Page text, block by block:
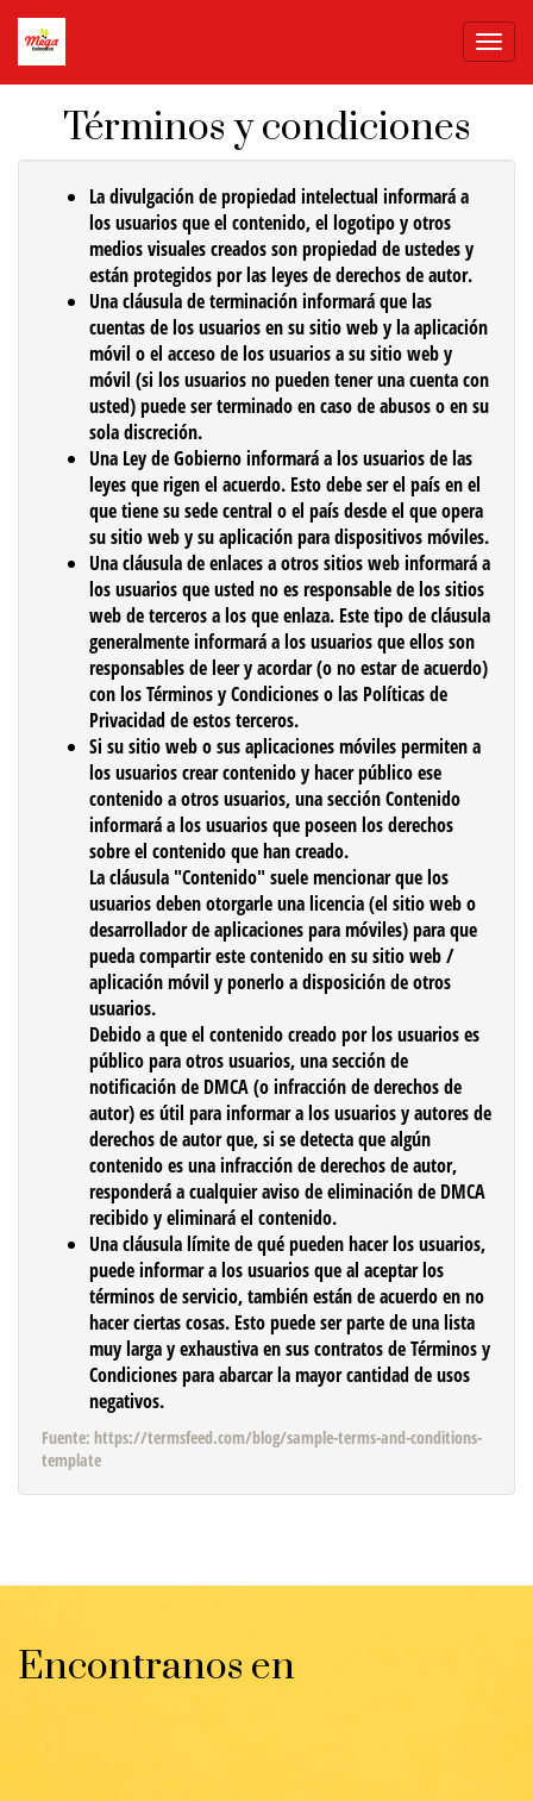
Menú
Términos y condiciones
La divulgación depropiedad intelectual informará a
los usuarios que el contenido, el logotipo y otros
medios visuales creados son propiedad de ustedes y
están protegidos por las leyes de derechos de autor.
Una cláusula determinacióninformará que las
cuentas de los usuarios en su sitio web y la aplicación
móvil o el acceso de los usuarios a su sitio web y
móvil (si los usuarios no pueden tener una cuenta con
usted) puede ser terminado en caso de abusos o en su
sola discreción.
Una Ley de Gobiernoinformará a los usuarios de las
leyes que rigen el acuerdo. Esto debe ser el país en el
que tiene su sede central o el país desde el que opera
su sitio web y su aplicación para dispositivos móviles.
Una cláusula deenlaces a otros sitios webinformará a
los usuarios que usted no es responsable de los sitios
web de terceros a los que enlaza. Este tipo de cláusula
generalmente informará a los usuarios que ellos son
responsables de leer y acordar (o no estar de acuerdo)
con los Términos y Condiciones o las Políticas de
Privacidad de estos terceros.
Si su sitio web o sus aplicaciones móviles permiten a
los usuarios crear contenido y hacer público ese
contenido a otros usuarios, una secciónContenido
informará a los usuarios que poseen los derechos
sobre el contenido que han creado.
La cláusula "Contenido" suele mencionar que los
usuarios deben otorgarle una licencia (el sitio web o
desarrollador de aplicaciones para móviles) para que
pueda compartir este contenido en su sitio web /
aplicación móvil y ponerlo a disposición de otros
usuarios.
Debido a que el contenido creado por los usuarios es
público para otros usuarios, una sección de
notificación de DMCA (o infracción de derechos de
autor) es útil para informar a los usuarios y autores de
derechos de autor que, si se detecta que algún
contenido es una infracción de derechos de autor,
responderá a cualquier aviso de eliminación de DMCA
recibido y eliminará el contenido.
Una cláusulalímite de qué pueden hacer los usuarios,
puede informar a los usuarios que al aceptar los
términos de servicio, también están de acuerdo en no
hacer ciertas cosas. Esto puede ser parte de una lista
muy larga y exhaustiva en sus contratos de Términos y
Condiciones para abarcar la mayor cantidad de usos
negativos.
Fuente: https://termsfeed.com/blog/sample-terms-and-conditions-
template
Encontranos en